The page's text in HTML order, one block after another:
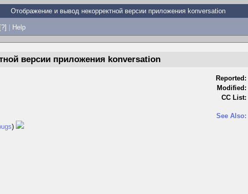
Отображение и вывод некорректной версии приложения konversation
[?] | Help
версии приложения konversation
)
Reported:
Modified:
CC List:
See Also: